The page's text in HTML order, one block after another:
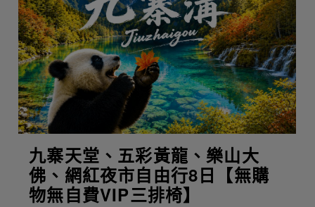
九寨天堂、五彩黃龍、樂山大
佛、網紅夜市自由行8日【無購
物無自費VIP三排椅】